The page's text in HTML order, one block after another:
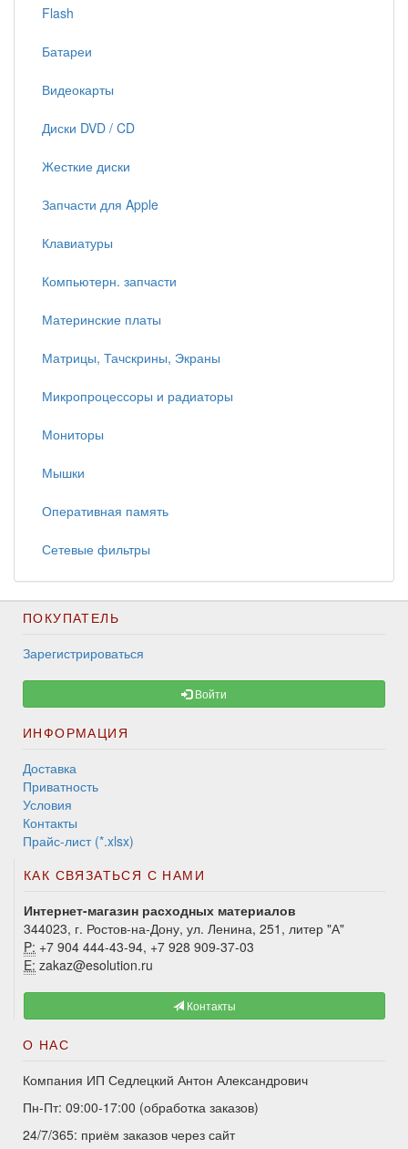
Flash
Батареи
Видеокарты
Диски DVD / CD
Жесткие диски
Запчасти для Apple
Клавиатуры
Компьютерн. запчасти
Материнские платы
Матрицы, Тачскрины, Экраны
Микропроцессоры и радиаторы
Мониторы
Мышки
Оперативная память
Сетевые фильтры
ПОКУПАТЕЛЬ
Зарегистрироваться
Войти
ИНФОРМАЦИЯ
Доставка
Приватность
Условия
Контакты
Прайс-лист (*.xlsx)
КАК СВЯЗАТЬСЯ С НАМИ
Интернет-магазин расходных материалов
344023, г. Ростов-на-Дону, ул. Ленина, 251, литер "А"
P: +7 904 444-43-94, +7 928 909-37-03
E: zakaz@esolution.ru
Контакты
О НАС
Компания ИП Седлецкий Антон Александрович
Пн-Пт: 09:00-17:00 (обработка заказов)
24/7/365: приём заказов через сайт